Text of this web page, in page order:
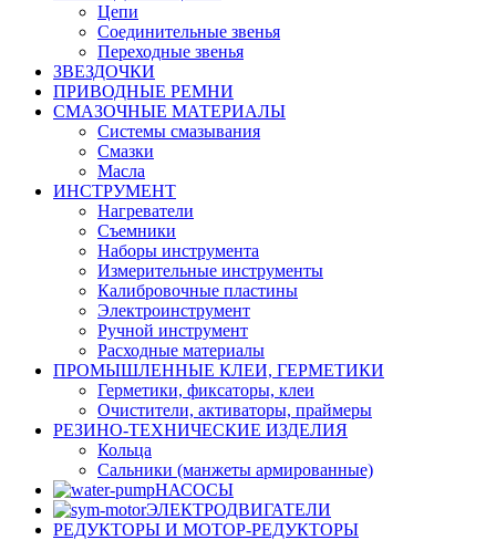
Цепи
Соединительные звенья
Переходные звенья
ЗВЕЗДОЧКИ
ПРИВОДНЫЕ РЕМНИ
СМАЗОЧНЫЕ МАТЕРИАЛЫ
Системы смазывания
Смазки
Масла
ИНСТРУМЕНТ
Нагреватели
Съемники
Наборы инструмента
Измерительные инструменты
Калибровочные пластины
Электроинструмент
Ручной инструмент
Расходные материалы
ПРОМЫШЛЕННЫЕ КЛЕИ, ГЕРМЕТИКИ
Герметики, фиксаторы, клеи
Очистители, активаторы, праймеры
РЕЗИНО-ТЕХНИЧЕСКИЕ ИЗДЕЛИЯ
Кольца
Сальники (манжеты армированные)
НАСОСЫ
ЭЛЕКТРОДВИГАТЕЛИ
РЕДУКТОРЫ И МОТОР-РЕДУКТОРЫ